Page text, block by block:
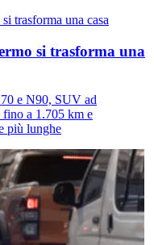
si trasforma una
e N90, SUV ad
fino a 1.705 km e
più lunghe